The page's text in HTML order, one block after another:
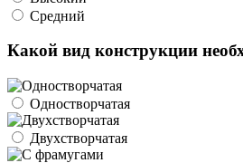
Средний
Какой вид конструкции
Одностворчатая
Двухстворчатая